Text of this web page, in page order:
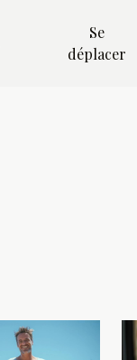
Se
déplacer